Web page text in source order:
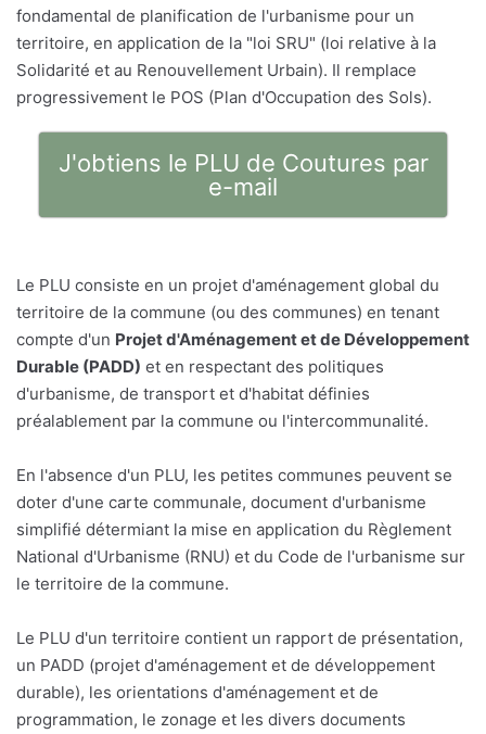
fondamental de planification de l'urbanisme pour un
territoire, en application de la "loi SRU" (loi relative à la
Solidarité et au Renouvellement Urbain). Il remplace
progressivement le POS (Plan d'Occupation des Sols).
J'obtiens le PLU de Coutures par
e-mail
Le PLU consiste en un projet d'aménagement global du
territoire de la commune (ou des communes) en tenant
compte d'un Projet d'Aménagement et de Développement
Durable (PADD) et en respectant des politiques
d'urbanisme, de transport et d'habitat définies
préalablement par la commune ou l'intercommunalité.
En l'absence d'un PLU, les petites communes peuvent se
doter d'une carte communale, document d'urbanisme
simplifié détermiant la mise en application du Règlement
National d'Urbanisme (RNU) et du Code de l'urbanisme sur
le territoire de la commune.
Le PLU d'un territoire contient un rapport de présentation,
un PADD (projet d'aménagement et de développement
durable), les orientations d'aménagement et de
programmation, le zonage et les divers documents